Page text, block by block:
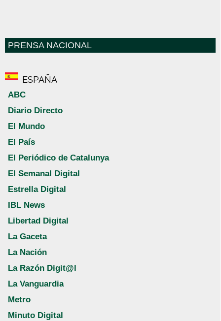
PRENSA NACIONAL
ESPAÑA
ABC
Diario Directo
El Mundo
El País
El Periódico de Catalunya
El Semanal Digital
Estrella Digital
IBL News
Libertad Digital
La Gaceta
La Nación
La Razón Digit@l
La Vanguardia
Metro
Minuto Digital